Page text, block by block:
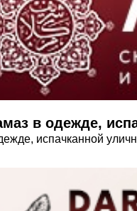
в одежде,
испачканной